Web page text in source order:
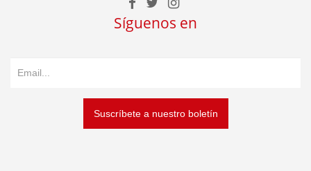
Síguenos en
Suscríbete a nuestro boletín